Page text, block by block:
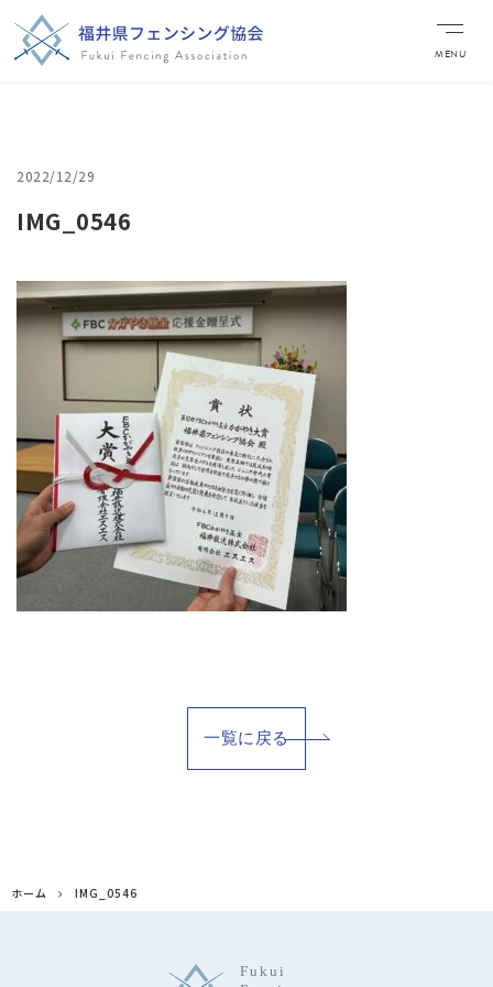
MENU
2022/12/29
IMG_0546
一覧に戻る
ホーム IMG_0546